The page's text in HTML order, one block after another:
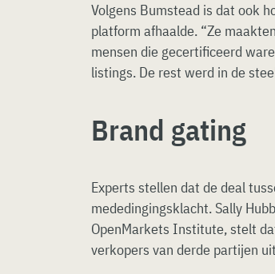
Volgens Bumstead is dat ook
platform afhaalde. “Ze
mensen die gecertificeerd
listings. De rest werd in de
Brand gating
Experts stellen dat de deal
mededingingsklacht. Sally
OpenMarkets Institute, stelt
verkopers van derde partijen